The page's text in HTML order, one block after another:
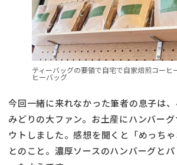
ティーバッグの要領で自宅で自家焙煎コーヒ
ヒーバッグ
今回一緒に来れなかった筆者の息子は
みどりの大ファン。お土産にハンバー
ウトしました。感想を聞くと「めっちゃ
とのこと。濃厚ソースのハンバーグと